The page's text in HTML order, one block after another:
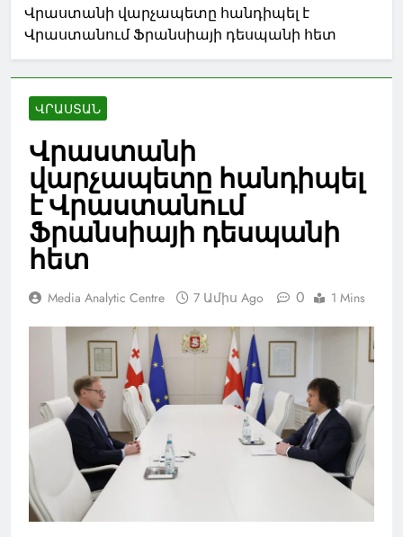
Վրաստանի վարչապետը հանդիպել է
Վրաստանում Ֆրանսիայի դեսպանի հետ
ՎՐԱՍՏԱՆ
Վրաստանի
վարչապետը հանդիպել
է Վրաստանում
Ֆրանսիայի դեսպանի
հետ
Media Analytic Centre 7 Ամիս Ago 0 1 Mins